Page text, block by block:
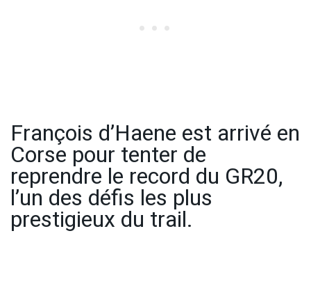
François d’Haene est arrivé en
Corse pour tenter de
reprendre le record du GR20,
l’un des défis les plus
prestigieux du trail.